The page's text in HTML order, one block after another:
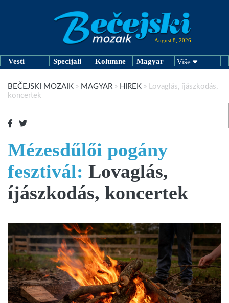
August 8, 2026
Vesti Specijali Kolumne Magyar Više
BEČEJSKI MOZAIK » MAGYAR » HIREK » Lovaglás, íjászkodás,
koncertek
Mézesdűlői pogány
fesztivál: Lovaglás,
íjászkodás, koncertek